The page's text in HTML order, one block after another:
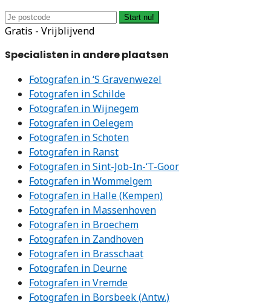
Start nu!
Gratis - Vrijblijvend
Specialisten in andere plaatsen
Fotografen in ‘S Gravenwezel
Fotografen in Schilde
Fotografen in Wijnegem
Fotografen in Oelegem
Fotografen in Schoten
Fotografen in Ranst
Fotografen in Sint-Job-In-‘T-Goor
Fotografen in Wommelgem
Fotografen in Halle (Kempen)
Fotografen in Massenhoven
Fotografen in Broechem
Fotografen in Zandhoven
Fotografen in Brasschaat
Fotografen in Deurne
Fotografen in Vremde
Fotografen in Borsbeek (Antw.)